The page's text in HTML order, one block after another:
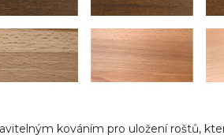
kováním pro uložení roštů,